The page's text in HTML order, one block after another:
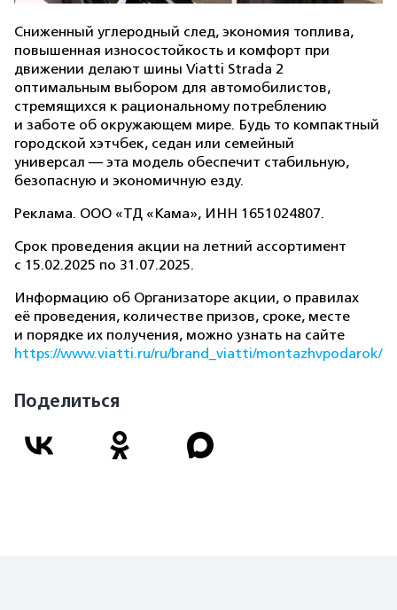
Сниженный углеродный след, экономия топлива,
повышенная износостойкость и комфорт при
движении делают шины Viatti Strada 2
оптимальным выбором для автомобилистов,
стремящихся к рациональному потреблению
и заботе об окружающем мире. Будь то компактный
городской хэтчбек, седан или семейный
универсал — эта модель обеспечит стабильную,
безопасную и экономичную езду.
Реклама. ООО «ТД «Кама», ИНН 1651024807.
Срок проведения акции на летний ассортимент
с 15.02.2025 по 31.07.2025.
Информацию об Организаторе акции, о правилах
её проведения, количестве призов, сроке, месте
и порядке их получения, можно узнать на сайте
https://www.viatti.ru/ru/brand_viatti/montazhvpodarok/
Поделиться